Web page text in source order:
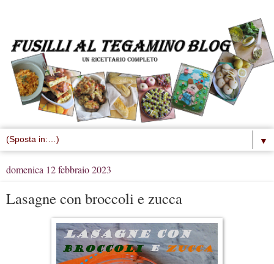
▼
domenica 12 febbraio 2023
Lasagne con broccoli e zucca